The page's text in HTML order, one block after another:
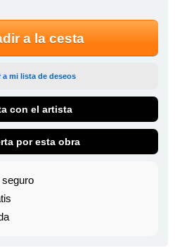
a la cesta
a mi lista de deseos
con el artista
por esta obra